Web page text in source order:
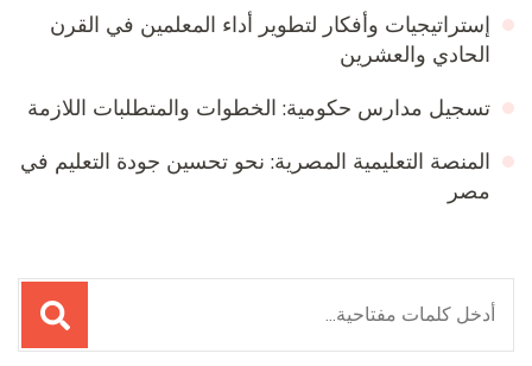
إستراتيجيات وأفكار لتطوير أداء المعلمين في القرن
الحادي والعشرين
تسجيل مدارس حكومية: الخطوات والمتطلبات اللازمة
المنصة التعليمية المصرية: نحو تحسين جودة التعليم في
مصر
البحث
عن: